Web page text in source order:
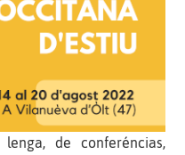
de conferéncias,